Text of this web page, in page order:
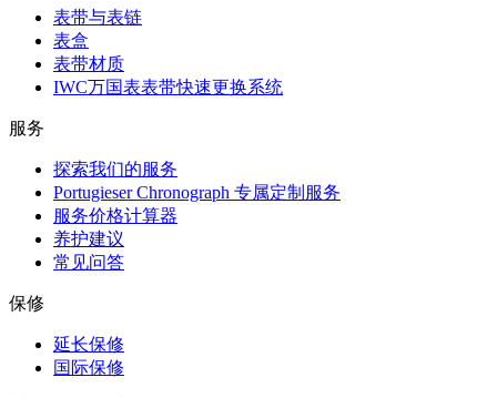
表带与表链
表盒
表带材质
IWC万国表表带快速更换系统
服务
探索我们的服务
Portugieser Chronograph 专属定制服务
服务价格计算器
养护建议
常见问答
保修
延长保修
国际保修